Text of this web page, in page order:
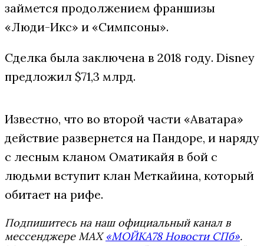
займется продолжением франшизы
«Люди-Икс» и «Симпсоны».
Сделка была заключена в 2018 году. Disney
предложил $71,3 млрд.
Известно, что во второй части «Аватара»
действие развернется на Пандоре, и наряду
с лесным кланом Оматикайя в бой с
людьми вступит клан Меткайина, который
обитает на рифе.
Подпишитесь на наш официальный канал в
мессенджере MAX«МОЙКА78 Новости СПб».